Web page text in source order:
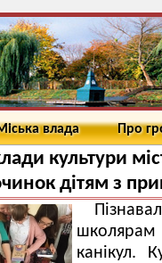
влада Про
культури
дітям з
школярам
канікул.